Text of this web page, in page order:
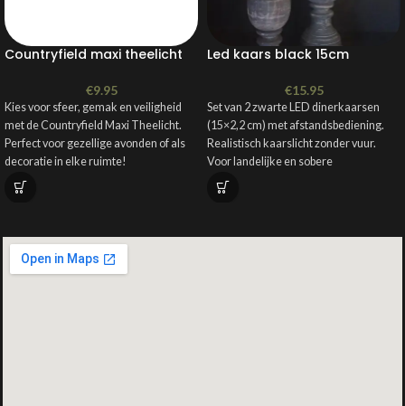
Countryfield maxi theelicht
€9.95
Kies voor sfeer, gemak en veiligheid
met de Countryfield Maxi Theelicht.
Perfect voor gezellige avonden of als
decoratie in elke ruimte!
Realistisch kaarseffect:
of vlam.
Compatibel met
afstandsbediening:Bedien het
Led kaars black 15cm
€15.95
Set van 2 zwarte LED dinerkaarsen
(15×2,2 cm) met afstandsbediening.
Realistisch kaarslicht zonder vuur.
Voor landelijke en sobere
tafeldecoratie.